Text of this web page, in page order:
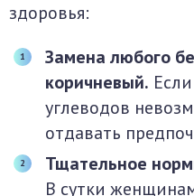
здоровья:
Замена любого
коричневый.
углеводов
отдавать
Тщательное
В сутки